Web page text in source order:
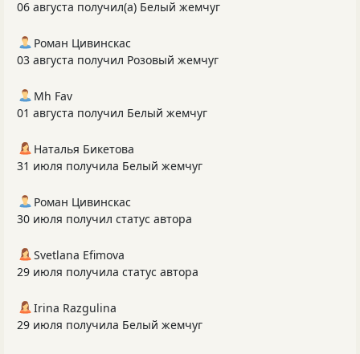
06 августа получил(а) Белый жемчуг
Роман Цивинскас
03 августа получил Розовый жемчуг
Mh Fav
01 августа получил Белый жемчуг
Наталья Бикетова
31 июля получила Белый жемчуг
Роман Цивинскас
30 июля получил статус автора
Svetlana Efimova
29 июля получила статус автора
Irina Razgulina
29 июля получила Белый жемчуг